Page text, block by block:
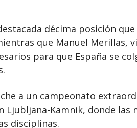
décima posición
que Manuel Merillas,
para que España se
a un campeonato
Ljubljana-Kamnik, donde las
disciplinas.